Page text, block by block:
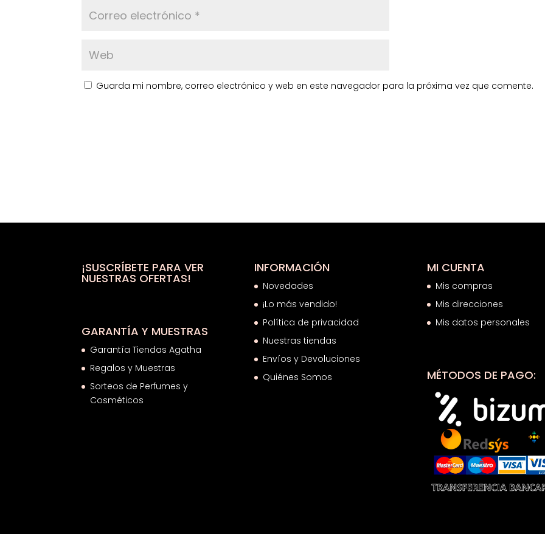
Guarda mi nombre, correo electrónico y web en este navegador para la próxima vez que comente.
¡SUSCRÍBETE PARA VER
NUESTRAS OFERTAS!
GARANTÍA Y MUESTRAS
Garantía Tiendas Agatha
Regalos y Muestras
Sorteos de Perfumes y
Cosméticos
INFORMACIÓN
Novedades
¡Lo más vendido!
Política de privacidad
Nuestras tiendas
Envíos y Devoluciones
Quiénes Somos
MI CUENTA
Mis compras
Mis direcciones
Mis datos personales
MÉTODOS DE PAGO: